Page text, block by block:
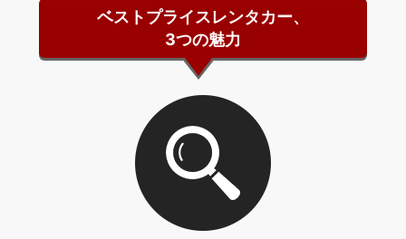
ベストプライスレンタカー、
3つの魅力